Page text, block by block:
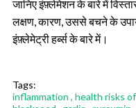
जानिए इंफ़्लेमेशन के बारे में
लक्षण, कारण, उससे बचने के
इंफ़्लेमेट्री हर्ब्स के बारे में।
Tags:
inflammation , health risks